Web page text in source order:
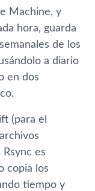
Machine, y
hora, guarda
de los
a diario
en dos
(para el
es
copia los
tiempo y